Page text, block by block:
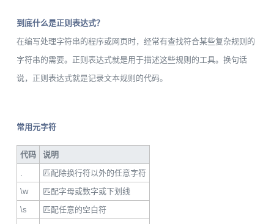
到底什么是正则表达式？
在编写处理字符串的程序或网页时，经常有查找符合某些复杂规则的
字符串的需要。正则表达式就是用于描述这些规则的工具。换句话
说，正则表达式就是记录文本规则的代码。
常用元字符
代码
说明
匹配除换行符以外的任意字符
\w
匹配字母或数字或下划线
\s
匹配任意的空白符